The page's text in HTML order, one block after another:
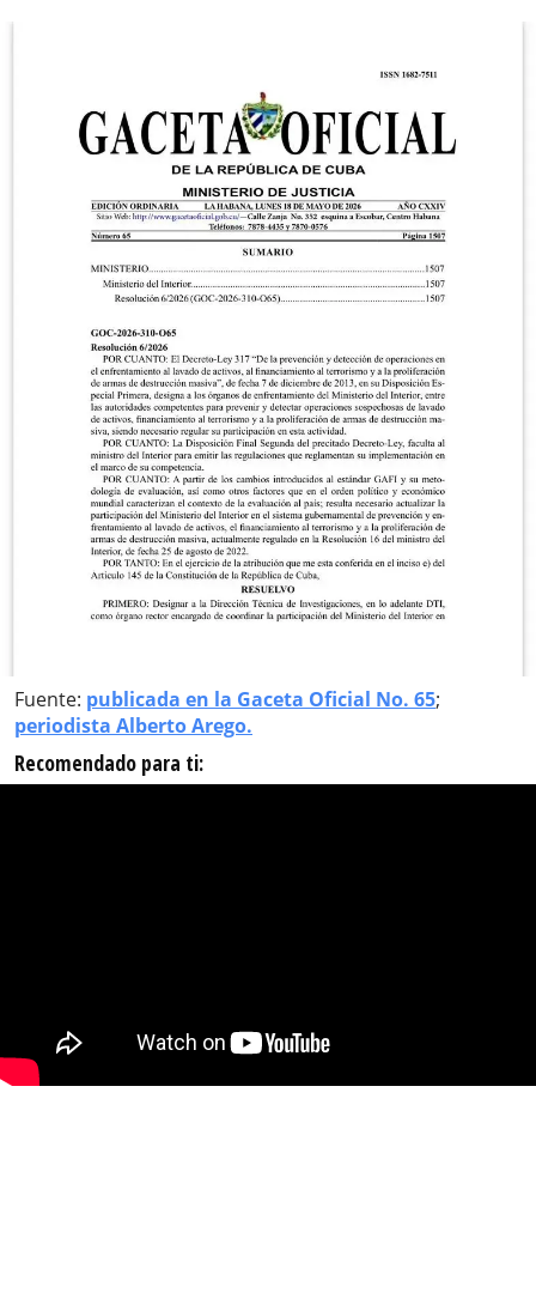
Fuente: publicada en la Gaceta Oficial No. 65;
periodista Alberto Arego.
Recomendado para ti: